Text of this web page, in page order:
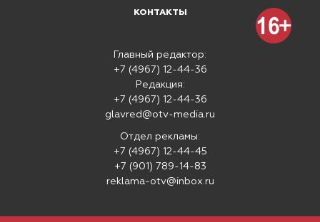
КОНТАКТЫ
Главный редактор:
+7 (4967) 12-44-36
Редакция:
+7 (4967) 12-44-36
glavred@otv-media.ru
Отдел рекламы:
+7 (4967) 12-44-45
+7 (901) 789-14-83
reklama-otv@inbox.ru